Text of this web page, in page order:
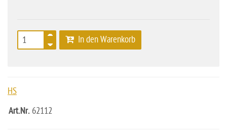
In den Warenkorb
HS
Art.Nr. 62112